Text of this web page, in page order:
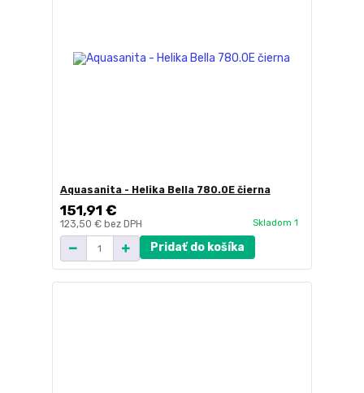
Aquasanita - Helika Bella 780.0E čierna
151,91 €
123,50 € bez DPH Skladom 1
Pridať do košíka